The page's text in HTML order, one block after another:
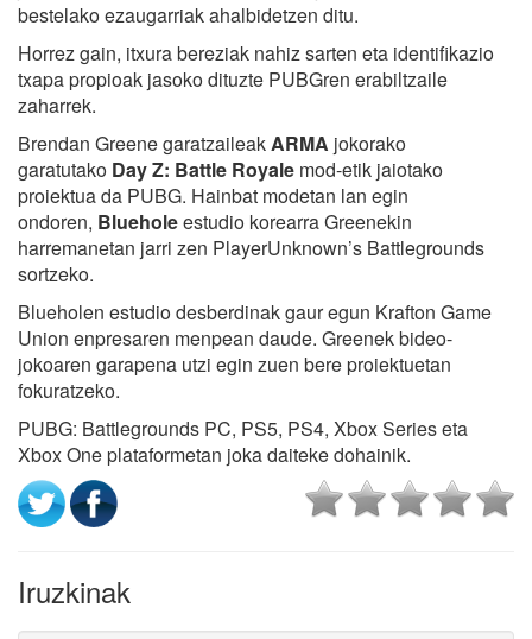
bestelako ezaugarriak ahalbidetzen ditu.
Horrez gain, itxura bereziak nahiz sarten eta identifikazio
txapa propioak jasoko dituzte PUBGren erabiltzaile
zaharrek.
Brendan Greene garatzaileak ARMA jokorako
garatutako Day Z: Battle Royale mod-etik jaiotako
proiektua da PUBG. Hainbat modetan lan egin
ondoren, Blueholeestudio korearra Greenekin
harremanetan jarri zen PlayerUnknown’s Battlegrounds
sortzeko.
Blueholen estudio desberdinak gaur egun Krafton Game
Union enpresaren menpean daude. Greenek bideo-
jokoaren garapena utzi egin zuen bere proiektuetan
fokuratzeko.
PUBG: Battlegrounds PC, PS5, PS4, Xbox Series eta
Xbox One plataformetan joka daiteke dohainik.
Iruzkinak